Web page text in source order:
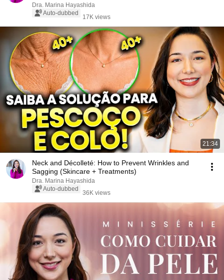
Dra. Marina Hayashida
Auto-dubbed
17K views
21:34
Neck and Décolleté: How to Prevent Wrinkles and
Sagging (Skincare + Treatments)
Dra. Marina Hayashida
Auto-dubbed
36K views